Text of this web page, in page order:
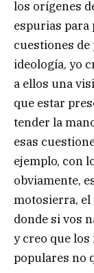
los orígenes
espurias
cuestiones
ideología, yo
a ellos una
que estar
tender la
esas
ejemplo, con
obviamente,
motosierra, el
donde si vos
y creo que
populares no